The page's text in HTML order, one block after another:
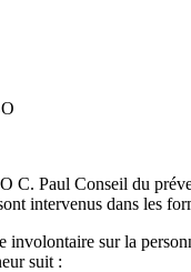
Paul Conseil du
intervenus dans les
sur la
suit :